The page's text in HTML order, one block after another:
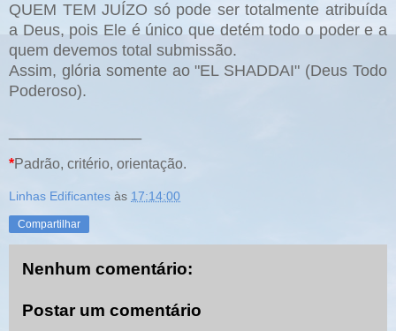
QUEM TEM JUÍZO só pode ser totalmente atribuída
a Deus, pois Ele é único que detém todo o poder e a
quem devemos total submissão.
Assim, glória somente ao "EL SHADDAI" (Deus Todo
Poderoso).
*Padrão, critério, orientação.
Linhas Edificantes às 17:14:00
Compartilhar
Nenhum comentário:
Postar um comentário